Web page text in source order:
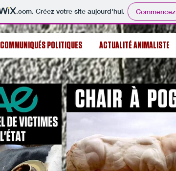
.com. Créez votre site aujourd'hui. Commencez
COMMUNIQUÉS POLITIQUES ACTUALITÉ ANIMALISTE